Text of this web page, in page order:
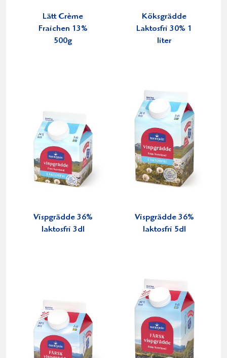
Lätt Crème
Fraichen 13%
500g
Köksgrädde
Laktosfri 30% 1
liter
Vispgrädde 36%
laktosfri 3dl
Vispgrädde 36%
laktosfri 5dl